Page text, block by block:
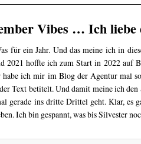
Vibes … Ich liebe
für ein Jahr. Und das meine ich in
2021 hoffte ich zum Start in 2022 auf
habe ich mir im Blog der Agentur mal
Text betitelt. Und damit meine ich den
gerade ins dritte Drittel geht. Klar, es
Ich bin gespannt, was bis Silvester